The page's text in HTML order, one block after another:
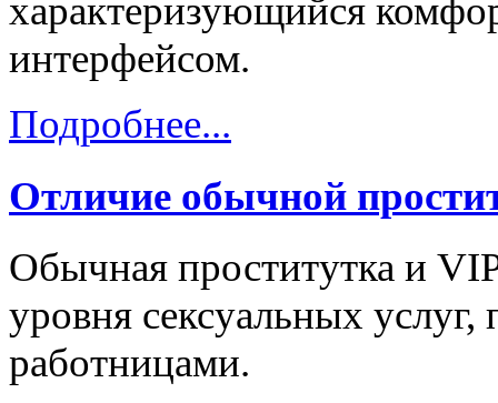
характеризующийся
интерфейсом.
Подробнее...
Отличие обычной
Обычная проститутка и
уровня сексуальных услуг,
работницами.